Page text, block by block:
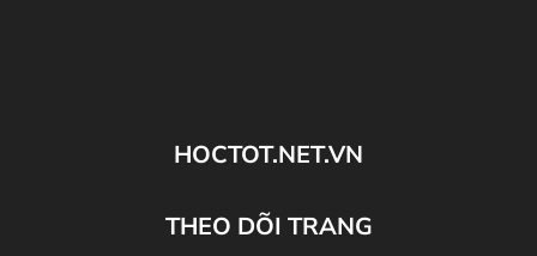
HOCTOT.NET.VN
THEO DÕI TRANG